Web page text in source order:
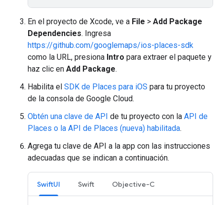
En el proyecto de Xcode, ve a File > Add Package
Dependencies. Ingresa
https://github.com/googlemaps/ios-places-sdk
como la URL, presiona Intro para extraer el paquete y
haz clic en Add Package.
Habilita el SDK de Places para iOS para tu proyecto
de la consola de Google Cloud.
Obtén una clave de API de tu proyecto con la API de
Places o la API de Places (nueva) habilitada.
Agrega tu clave de API a la app con las instrucciones
adecuadas que se indican a continuación.
SwiftUI Swift Objective-C